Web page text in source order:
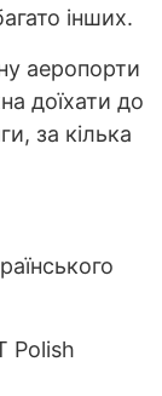
інших.
аеропорти
доїхати до
за кілька
Polish